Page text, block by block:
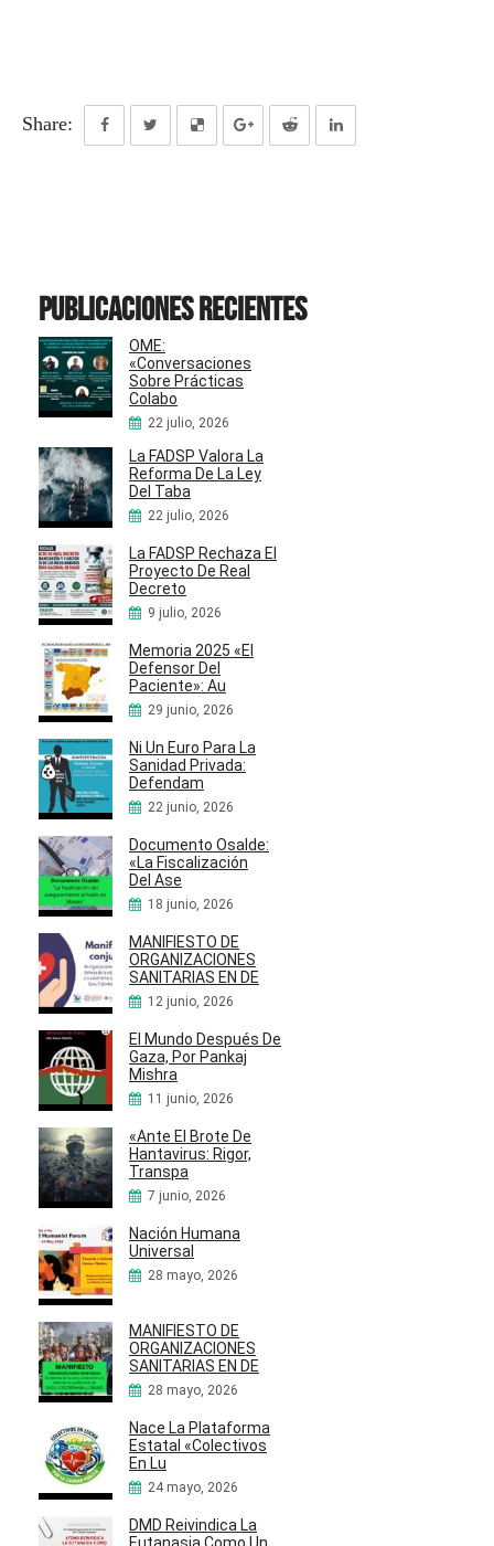
Share:
Publicaciones recientes
OME:
«Conversaciones
Sobre Prácticas
Colabo
22 julio, 2026
La FADSP Valora La
Reforma De La Ley
Del Taba
22 julio, 2026
La FADSP Rechaza El
Proyecto De Real
Decreto
9 julio, 2026
Memoria 2025 «El
Defensor Del
Paciente»: Au
29 junio, 2026
Ni Un Euro Para La
Sanidad Privada:
Defendam
22 junio, 2026
Documento Osalde:
«La Fiscalización
Del Ase
18 junio, 2026
MANIFIESTO DE
ORGANIZACIONES
SANITARIAS EN DE
12 junio, 2026
El Mundo Después De
Gaza, Por Pankaj
Mishra
11 junio, 2026
«Ante El Brote De
Hantavirus: Rigor,
Transpa
7 junio, 2026
Nación Humana
Universal
28 mayo, 2026
MANIFIESTO DE
ORGANIZACIONES
SANITARIAS EN DE
28 mayo, 2026
Nace La Plataforma
Estatal «Colectivos
En Lu
24 mayo, 2026
DMD Reivindica La
Eutanasia Como Un